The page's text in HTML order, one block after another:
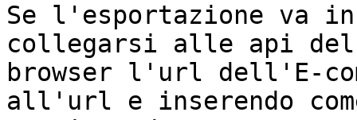
Se l'esportazione va
collegarsi alle api del
browser l'url dell'E-
all'url e inserendo